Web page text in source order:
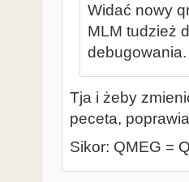
Widać nowy
MLM tudzież
debugowania.
Tja i żeby
peceta,
Sikor: QMEG =